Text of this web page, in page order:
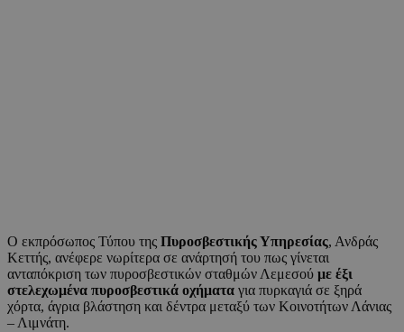
Ο εκπρόσωπος Τύπου της Πυροσβεστικής Υπηρεσίας, Ανδράς
Κεττής, ανέφερε νωρίτερα σε ανάρτησή του πως γίνεται
ανταπόκριση των πυροσβεστικών σταθμών Λεμεσού με έξι
στελεχωμένα πυροσβεστικά οχήματα για πυρκαγιά σε ξηρά
χόρτα, άγρια βλάστηση και δέντρα μεταξύ των Κοινοτήτων Λάνιας
– Λιμνάτη.